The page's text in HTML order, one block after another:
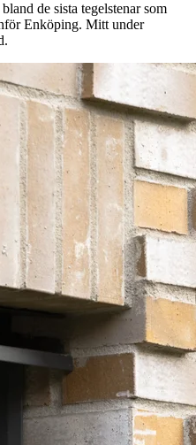
de sista tegelstenar som
Enköping. Mitt under